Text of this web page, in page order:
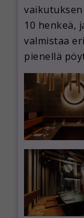
vaikutuksen
10 henkeä,
valmistaa
pienellä